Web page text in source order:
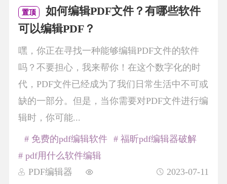
置顶
如何编辑PDF文件？有哪些软件
可以编辑PDF？
嘿，你正在寻找一种能够编辑PDF文件的软件
吗？不要担心，我来帮你！在这个数字化的时
代，PDF文件已经成为了我们日常生活中不可或
缺的一部分。但是，当你需要对PDF文件进行编
辑时，你可能...
PDF编辑器 2023-07-11
# 免费的pdf编辑软件
# 福昕pdf编辑器破解
# pdf用什么软件编辑